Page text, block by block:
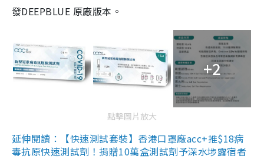
發DEEPBLUE 原廠版本。
+2
點擊圖片放大
延伸閱讀：【快速測試套裝】香港口罩廠acc+推$18病
毒抗原快速測試劑！捐贈10萬盒測試劑予深水埗露宿者